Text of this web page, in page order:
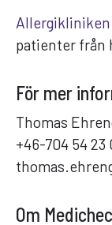
Allergikliniken
patienter från
För mer
Thomas
+46-704 54 23
Om